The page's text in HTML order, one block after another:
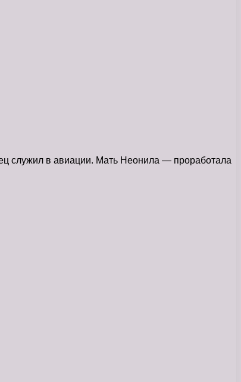
служил в авиации. Мать Неонила — проработала